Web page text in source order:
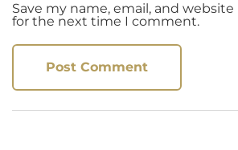
Save my name, email, and
for the next time I comment.